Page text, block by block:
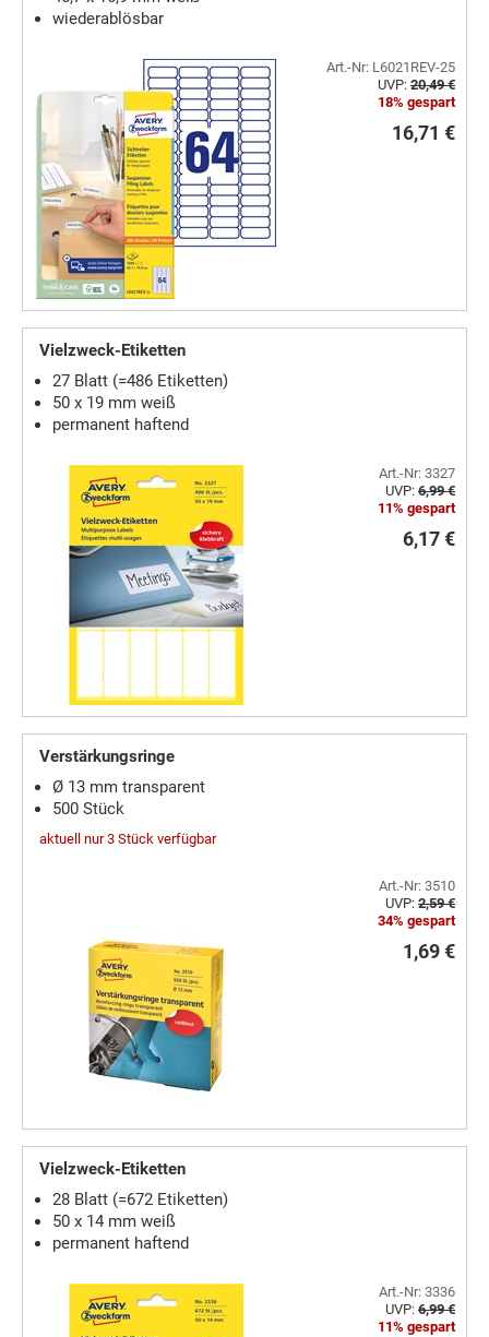
wiederablösbar
Art.-Nr: L6021REV-25
UVP: 20,49 €
18% gespart
16,71 €
Vielzweck-Etiketten
27 Blatt (=486 Etiketten)
50 x 19 mm weiß
permanent haftend
Art.-Nr: 3327
UVP: 6,99 €
11% gespart
6,17 €
Verstärkungsringe
Ø 13 mm transparent
500 Stück
aktuell nur 3 Stück verfügbar
Art.-Nr: 3510
UVP: 2,59 €
34% gespart
1,69 €
Vielzweck-Etiketten
28 Blatt (=672 Etiketten)
50 x 14 mm weiß
permanent haftend
Art.-Nr: 3336
UVP: 6,99 €
11% gespart